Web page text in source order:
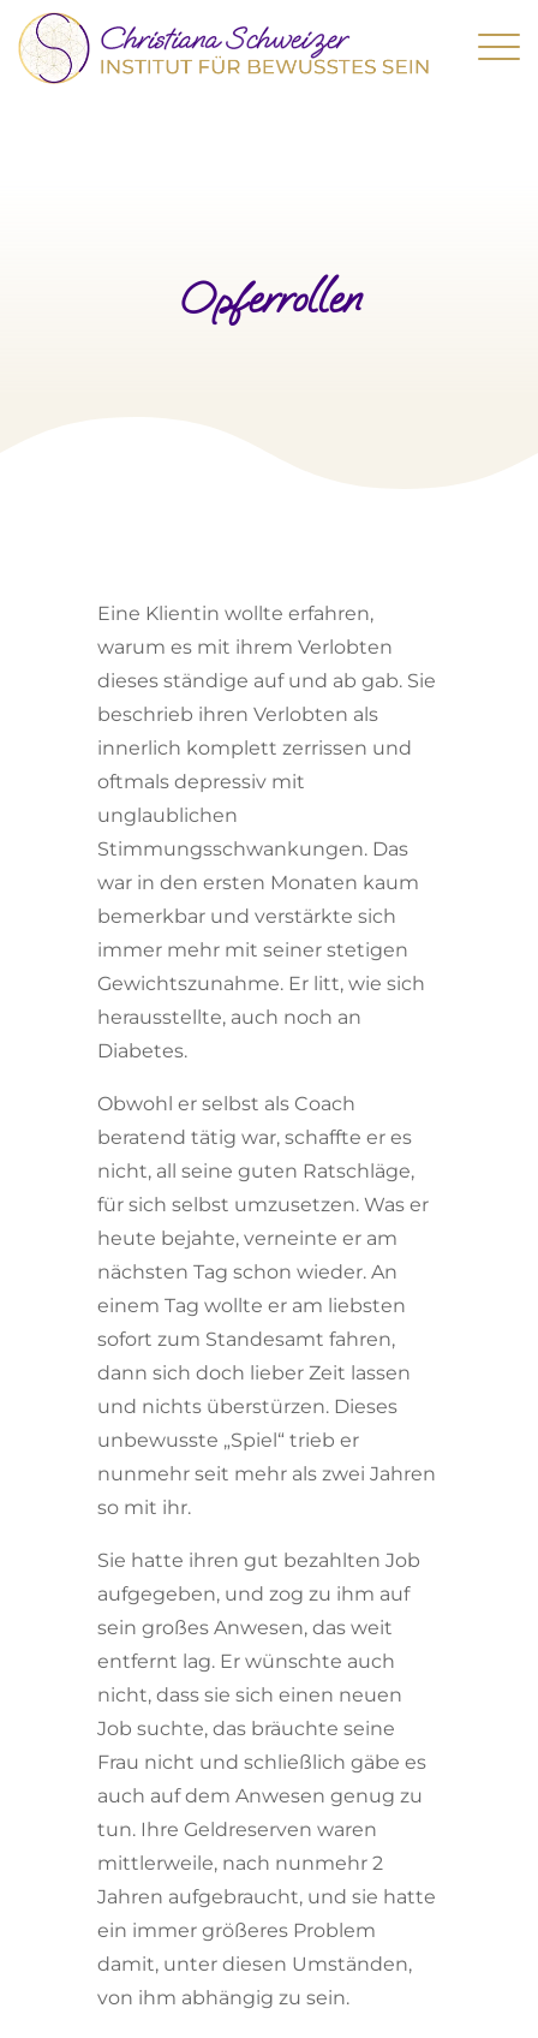
Opferrollen
Eine Klientin wollte erfahren,
warum es mit ihrem Verlobten
dieses ständige auf und ab gab. Sie
beschrieb ihren Verlobten als
innerlich komplett zerrissen und
oftmals depressiv mit
unglaublichen
Stimmungsschwankungen. Das
war in den ersten Monaten kaum
bemerkbar und verstärkte sich
immer mehr mit seiner stetigen
Gewichtszunahme. Er litt, wie sich
herausstellte, auch noch an
Diabetes.
Obwohl er selbst als Coach
beratend tätig war, schaffte er es
nicht, all seine guten Ratschläge,
für sich selbst umzusetzen. Was er
heute bejahte, verneinte er am
nächsten Tag schon wieder. An
einem Tag wollte er am liebsten
sofort zum Standesamt fahren,
dann sich doch lieber Zeit lassen
und nichts überstürzen. Dieses
unbewusste „Spiel“ trieb er
nunmehr seit mehr als zwei Jahren
so mit ihr.
Sie hatte ihren gut bezahlten Job
aufgegeben, und zog zu ihm auf
sein großes Anwesen, das weit
entfernt lag. Er wünschte auch
nicht, dass sie sich einen neuen
Job suchte, das bräuchte seine
Frau nicht und schließlich gäbe es
auch auf dem Anwesen genug zu
tun. Ihre Geldreserven waren
mittlerweile, nach nunmehr 2
Jahren aufgebraucht, und sie hatte
ein immer größeres Problem
damit, unter diesen Umständen,
von ihm abhängig zu sein.